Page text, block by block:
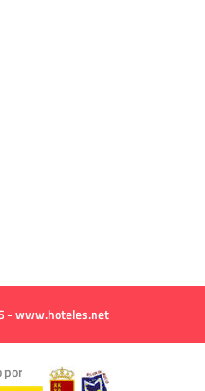
- www.hoteles.net
por